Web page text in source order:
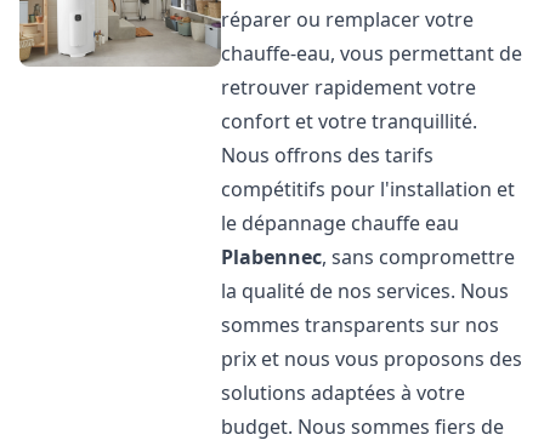
réparer ou remplacer votre
chauffe-eau, vous permettant de
retrouver rapidement votre
confort et votre tranquillité.
Nous offrons des tarifs
compétitifs pour l'installation et
le dépannage chauffe eau
Plabennec, sans compromettre
la qualité de nos services. Nous
sommes transparents sur nos
prix et nous vous proposons des
solutions adaptées à votre
budget. Nous sommes fiers de